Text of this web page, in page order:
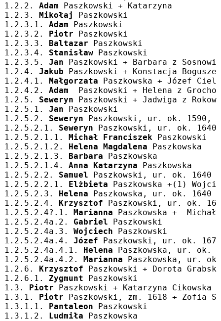
1.2.2. Adam Paszkowski + Katarzyna
1.2.3. Mikołaj
Paszkowski
1.2.3.1. Adam Paszkowski
1.2.3.2. Piotr Paszkowski
1.2.3.3. Baltazar Paszkowski
1.2.3.4. Stanisław Paszkowski
1.2.3.5. Jan Paszkowski + Barbara z Sosnowic
1.2.4. Jakub Paszkowski + Konstacja
1.2.4.1. Małgorzata Paszkowska + Józef
1.2.4.2. Adam
Paszkowski + Helena z
1.2.5. Seweryn Paszkowski + Jadwiga z Rokowa
1.2.5.1. Jan Paszkowski
1.2.5.2. Seweryn Paszkowski, ur. ok. 1590,
1.2.5.2.1. Seweryn Paszkowski, ur. ok.
1.2.5.2.1.1. Michał Franciszek Paszkowski
1.2.5.2.1.2. Helena Magdalena Paszkowska
1.2.5.2.1.3. Barbara Paszkowska
1.2.5.2.1.4. Anna Katarzyna Paszkowska
1.2.5.2.2. Samuel Paszkowski, ur. ok. 1640 +
1.2.5.2.2.1. Elżbieta Paszkowska +(1)
1.2.5.2.3. Helena Paszkowska, ur. ok. 1640
1.2.5.2.4. Krzysztof Paszkowski, ur. ok.
1.2.5.2.4?.1. Marianna Paszkowska +
1.2.5.2.4a.2. Gabriel Paszkowski
1.2.5.2.4a.3. Wojciech Paszkowski
1.2.5.2.4a.4. Józef Paszkowski, ur. ok. 1670
1.2.5.2.4a.4.1. Helena Paszkowska, ur. ok.
1.2.5.2.4a.4.2. Marianna Paszkowska, ur.
1.2.6. Krzysztof Paszkowski + Dorota Grabska
1.2.6.1. Zygmunt Paszkowski
1.3. Piotr Paszkowski + Katarzyna Cikowska
1.3.1. Piotr Paszkowski, zm. 1618 + Zofia
1.3.1.1. Pantaleon Paszkowski
1.3.1.2. Ludmiła Paszkowska